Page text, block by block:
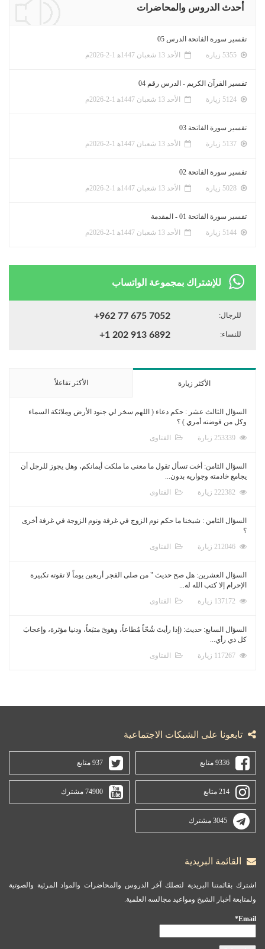
أحدث الدروس والمحاضرات
تفسير سورة الفاتحة الدرس 05
الأحد 13 شعبان 1447ﻫ 1-2-2026م
تفسير القرآن الكريم - الدرس رقم 04
الأحد 13 شعبان 1447ﻫ 1-2-2026م
تفسير سورة الفاتحة 03
الأحد 13 شعبان 1447ﻫ 1-2-2026م
تفسير سورة الفاتحة 02
الأحد 13 شعبان 1447ﻫ 1-2-2026م
تفسير سورة الفاتحة 01 - المقدمة
الأحد 13 شعبان 1447ﻫ 1-2-2026م
للإشتراك بمجموعة الواتساب
للرجال: +962 77 675 7052
للنساء: +1 202 913 6892
الأكثر زيارة الأكثر تفاعلاً
السؤال الثالث عشر : حكم دعاء ( اللهم سخر لي جنود الأرض وملائكة السماء
وكل من فوضته أمري ) ؟
الفتاوى
السؤال الثامن: أخت تسأل تقول ما معنى ما ملكت أيمانكم، وهل يجوز للرجل أن
يجامع خادمته وجواريه بدون...
الفتاوى
السؤال الثامن : شيخنا ما حكم نوم الزوج في غرفة ونوم الزوجة في غرفة أخرى
؟
الفتاوى
السؤال العشرين: هل صح حديث " من صلى الفجر أربعين يوماً لا تفوته تكبيرة
الإحرام إلا كتب الله له...
الفتاوى
السؤال السابع: حديث: (إذا رأيتَ شُحّاً مُطاعاً، وهوىً متبَعاً، ودنيا مؤثرة، وإعجابَ
كل ذي رأي...
الفتاوى
تابعونا على الشبكات الاجتماعية
9336 متابع 937 متابع
214 متابع 74900 مشترك
3045 مشترك
القائمة البريدية
اشترك بقائمتنا البريدية لتصلك آخر الدروس والمحاضرات والمواد المرئية والصوتية
ولمتابعة أخبار الشيخ ومواعيد مجالسه العلمية.
Email*